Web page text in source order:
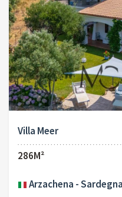
Villa Meer
286M²
Arzachena - Sardegna